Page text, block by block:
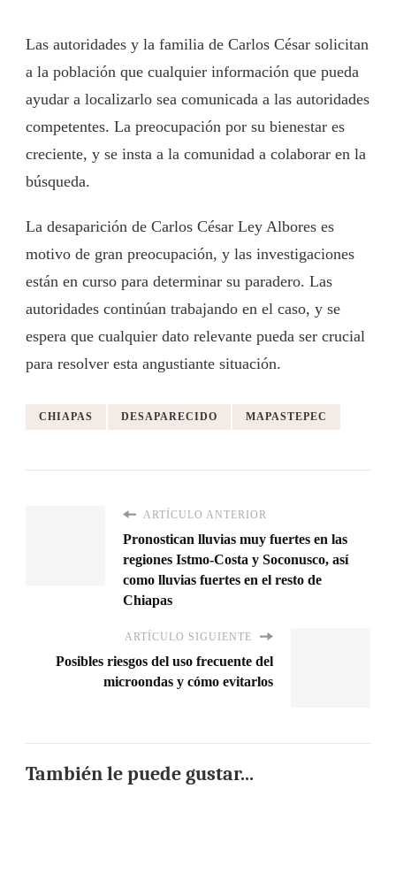
Las autoridades y la familia de Carlos César solicitan
a la población que cualquier información que pueda
ayudar a localizarlo sea comunicada a las autoridades
competentes. La preocupación por su bienestar es
creciente, y se insta a la comunidad a colaborar en la
búsqueda.
La desaparición de Carlos César Ley Albores es
motivo de gran preocupación, y las investigaciones
están en curso para determinar su paradero. Las
autoridades continúan trabajando en el caso, y se
espera que cualquier dato relevante pueda ser crucial
para resolver esta angustiante situación.
CHIAPAS DESAPARECIDO MAPASTEPEC
ARTÍCULO ANTERIOR
Pronostican lluvias muy fuertes en las
regiones Istmo-Costa y Soconusco, así
como lluvias fuertes en el resto de
Chiapas
ARTÍCULO SIGUIENTE
Posibles riesgos del uso frecuente del
microondas y cómo evitarlos
También le puede gustar...